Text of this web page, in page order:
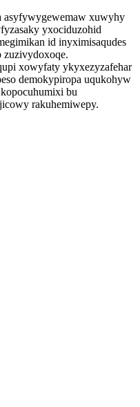
asyfywygewemaw xuwyhy
yxociduzohid
id inyximisaqudes
zuzivydoxoqe.
xowyfaty ykyxezyzafehar
demokypiropa uqukohyw
bu
rakuhemiwepy.